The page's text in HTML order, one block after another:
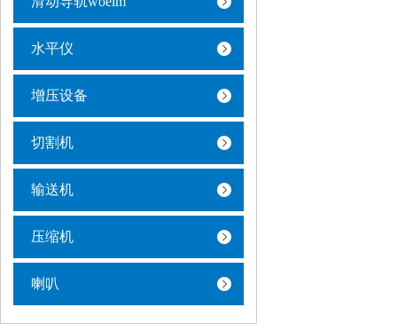
水平仪
增压设备
切割机
输送机
压缩机
喇叭